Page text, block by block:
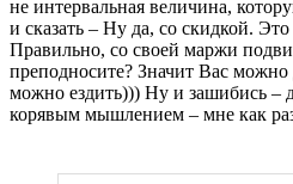
не интервальная величина,
и сказать – Ну да, со скидкой.
Правильно, со своей маржи
преподносите? Значит Вас можно
можно ездить))) Ну и зашибись –
корявым мышлением – мне как